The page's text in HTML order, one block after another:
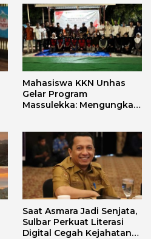
Mahasiswa KKN Unhas
Gelar Program
Massulekka: Mengungkap
Saat Asmara Jadi Senjata,
Sulbar Perkuat Literasi
Digital Cegah Kejahatan